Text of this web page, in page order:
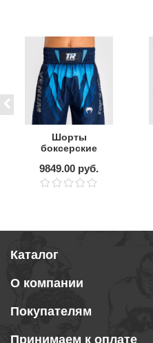
Шорты
боксерские
Original Navy
Blue
9849.00 руб.
Каталог
О компании
Покупателям
Принимаем к оплате